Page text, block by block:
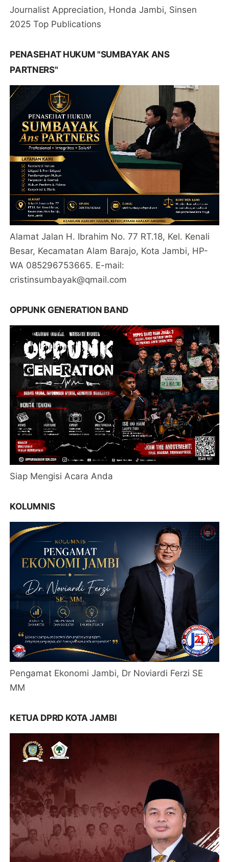
Journalist Appreciation, Honda Jambi, Sinsen
2025 Top Publications
PENASEHAT HUKUM "SUMBAYAK ANS
PARTNERS"
Alamat Jalan H. Ibrahim No. 77 RT.18, Kel. Kenali
Besar, Kecamatan Alam Barajo, Kota Jambi, HP-
WA 085296753665. E-mail:
cristinsumbayak@qmail.com
OPPUNK GENERATION BAND
Siap Mengisi Acara Anda
KOLUMNIS
Pengamat Ekonomi Jambi, Dr Noviardi Ferzi SE
MM
KETUA DPRD KOTA JAMBI